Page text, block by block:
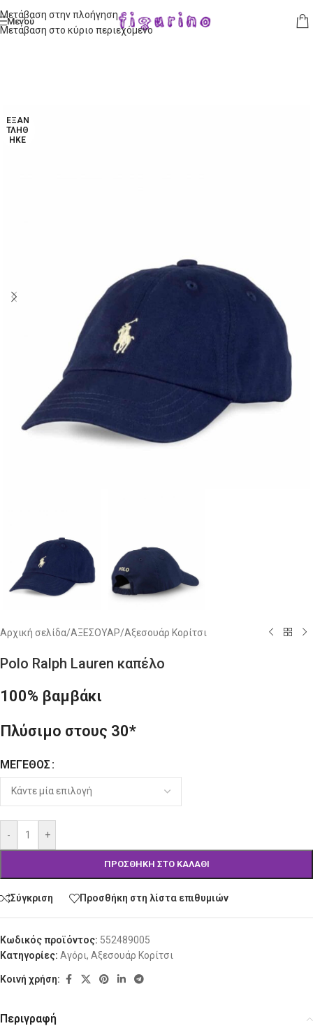
Μετάβαση στην πλοήγηση
Μετάβαση στο κύριο περιεχόμενο
Μενού
ΕΞΑΝ
ΤΛΉΘ
ΗΚΕ
Αρχική σελίδα/ΑΞΕΣΟΥΑΡ/Αξεσουάρ Κορίτσι
Polo Ralph Lauren καπέλο
100% βαμβάκι
Πλύσιμο στους 30*
ΜΈΓΕΘΟΣ
- +
ΠΡΟΣΘΉΚΗ ΣΤΟ ΚΑΛΆΘΙ
Alternative:
Σύγκριση Προσθήκη στη λίστα επιθυμιών
Κωδικός προϊόντος: 552489005
Κατηγορίες: Αγόρι, Αξεσουάρ Κορίτσι
Κοινή χρήση:
Περιγραφή